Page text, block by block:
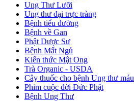
Ung Thư Lưỡi
Ung thư đại trực tràng
Bệnh tiểu đường
Bệnh về Gan
Phật Dược Sư
Bệnh Mất Ngủ
Kiến thức Mật Ong
Trà Organic - USDA
Cây thuốc cho bệnh Ung thư máu
Phim cuộc đời Đức Phật
Bệnh Ung Thư